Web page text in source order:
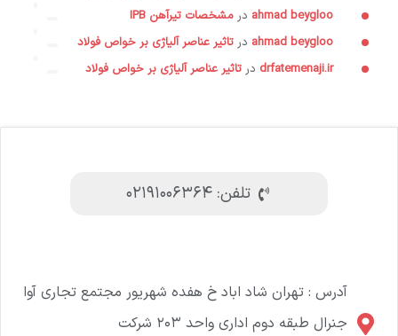
ahmad beygloo در مشخصات تیرآهن IPB
ahmad beygloo در تاثیر عناصر آلیاژی بر خواص فولاد
drfatemenaji.ir در تاثیر عناصر آلیاژی بر خواص فولاد
تلفن: ۰۲۱۹۱۰۰۶۳۶۴
آدرس : تهران شاد اباد خ هفده شهریور مجتمع تجاری آوا
جنرال طبقه دوم اداری واحد ۲۰۳ شرکت